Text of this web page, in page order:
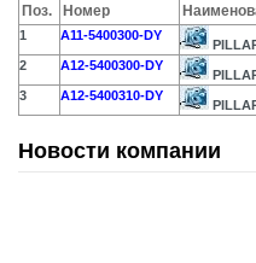
Поз. Номер
1 A11-5400300-DY
2 A12-5400300-DY
3 A12-5400310-DY
Новости компании